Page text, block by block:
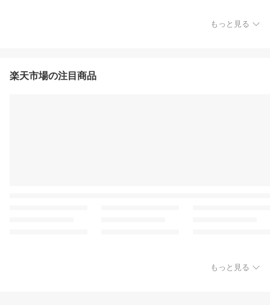
もっと見る
楽天市場の注目商品
もっと見る